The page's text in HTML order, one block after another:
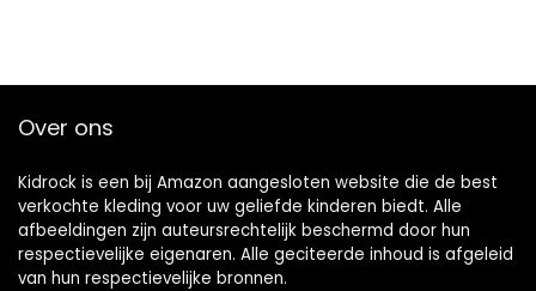
Over ons
Kidrock is een bij Amazon aangesloten website die de best
verkochte kleding voor uw geliefde kinderen biedt. Alle
afbeeldingen zijn auteursrechtelijk beschermd door hun
respectievelijke eigenaren. Alle geciteerde inhoud is afgeleid
van hun respectievelijke bronnen.